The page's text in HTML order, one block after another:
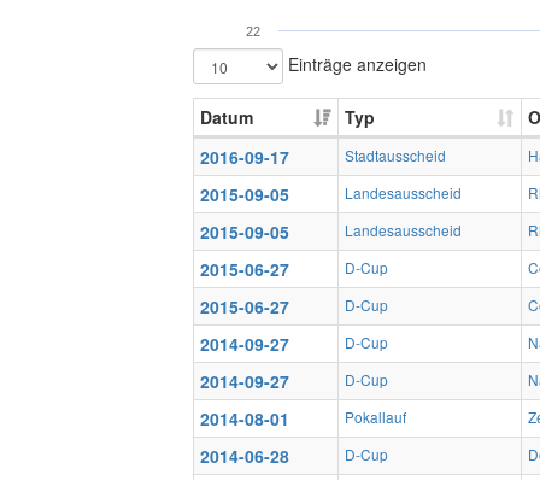
22
Einträge anzeigen
Datum Typ
2016-09-17
Stadtausscheid
2015-09-05 Landesausscheid
2015-09-05 Landesausscheid
2015-06-27 D-Cup
2015-06-27 D-Cup
2014-09-27 D-Cup
2014-09-27 D-Cup
2014-08-01 Pokallauf
2014-06-28 D-Cup